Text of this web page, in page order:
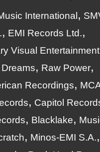
International
EMI Records Ltd.
Visual Entertainment
Raw Power
Recordings
Capitol
Blacklake
Minos-EMI S.A.